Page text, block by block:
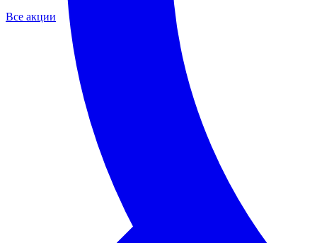
Все акции